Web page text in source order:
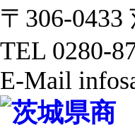
〒306-
TEL 0280-
E-Mail